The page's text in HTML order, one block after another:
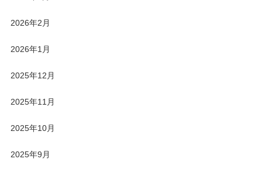
2026年2月
2026年1月
2025年12月
2025年11月
2025年10月
2025年9月